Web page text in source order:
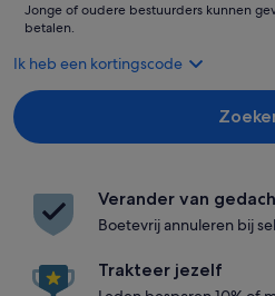
Jonge of oudere bestuurders kunnen
betalen.
Ik heb een kortingscode
Verander van
Boetevrij annuleren bij
Trakteer jezelf